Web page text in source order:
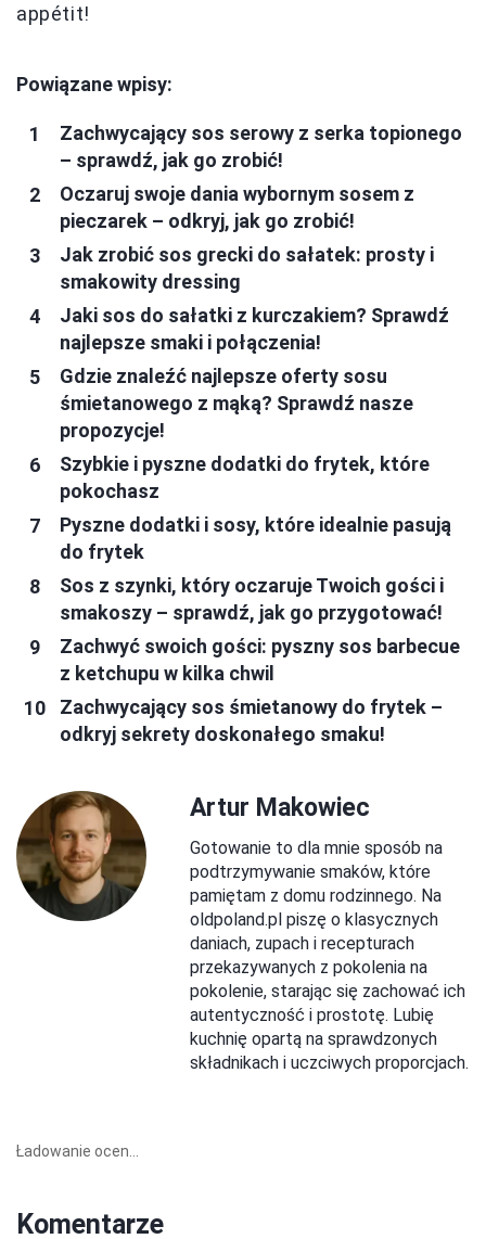
appétit!
Powiązane wpisy:
Zachwycający sos serowy z serka topionego
– sprawdź, jak go zrobić!
Oczaruj swoje dania wybornym sosem z
pieczarek – odkryj, jak go zrobić!
Jak zrobić sos grecki do sałatek: prosty i
smakowity dressing
Jaki sos do sałatki z kurczakiem? Sprawdź
najlepsze smaki i połączenia!
Gdzie znaleźć najlepsze oferty sosu
śmietanowego z mąką? Sprawdź nasze
propozycje!
Szybkie i pyszne dodatki do frytek, które
pokochasz
Pyszne dodatki i sosy, które idealnie pasują
do frytek
Sos z szynki, który oczaruje Twoich gości i
smakoszy – sprawdź, jak go przygotować!
Zachwyć swoich gości: pyszny sos barbecue
z ketchupu w kilka chwil
Zachwycający sos śmietanowy do frytek –
odkryj sekrety doskonałego smaku!
Artur Makowiec
Gotowanie to dla mnie sposób na
podtrzymywanie smaków, które
pamiętam z domu rodzinnego. Na
oldpoland.pl piszę o klasycznych
daniach, zupach i recepturach
przekazywanych z pokolenia na
pokolenie, starając się zachować ich
autentyczność i prostotę. Lubię
kuchnię opartą na sprawdzonych
składnikach i uczciwych proporcjach.
Ładowanie ocen...
Komentarze